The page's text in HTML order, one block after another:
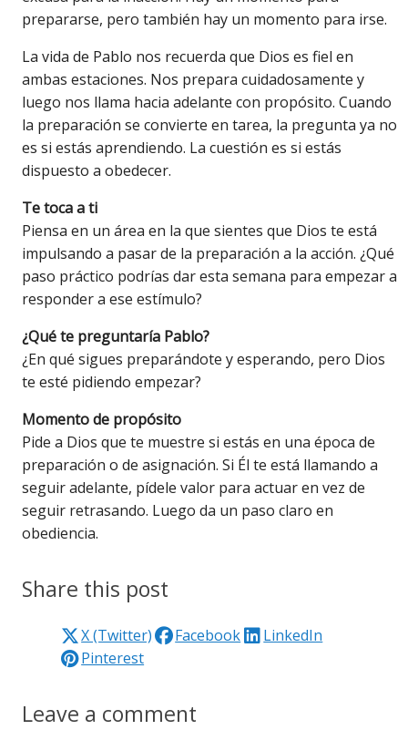
prepararse, pero también hay un momento para irse.
La vida de Pablo nos recuerda que Dios es fiel en
ambas estaciones. Nos prepara cuidadosamente y
luego nos llama hacia adelante con propósito. Cuando
la preparación se convierte en tarea, la pregunta ya no
es si estás aprendiendo. La cuestión es si estás
dispuesto a obedecer.
Te toca a ti
Piensa en un área en la que sientes que Dios te está
impulsando a pasar de la preparación a la acción. ¿Qué
paso práctico podrías dar esta semana para empezar a
responder a ese estímulo?
¿Qué te preguntaría Pablo?
¿En qué sigues preparándote y esperando, pero Dios
te esté pidiendo empezar?
Momento de propósito
Pide a Dios que te muestre si estás en una época de
preparación o de asignación. Si Él te está llamando a
seguir adelante, pídele valor para actuar en vez de
seguir retrasando. Luego da un paso claro en
obediencia.
Share this post
X (Twitter) Facebook
LinkedIn
Pinterest
Leave a comment